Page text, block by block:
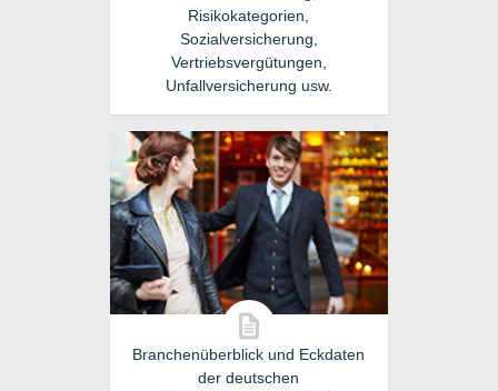
Risikokategorien,
Sozialversicherung,
Vertriebsvergütungen,
Unfallversicherung usw.
Branchenüberblick und Eckdaten
der deutschen